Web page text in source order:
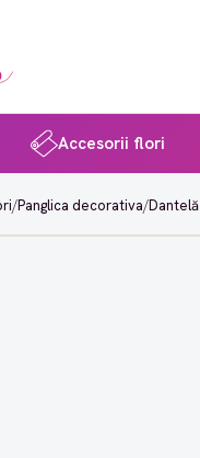
Accesorii flori
/Panglica decorativa/Dantelă